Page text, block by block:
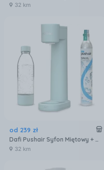
32 km
od 239 zł
Dafi Pushair Syfon Miętowy + Nabój Co2 Butelka 0,7l
32 km